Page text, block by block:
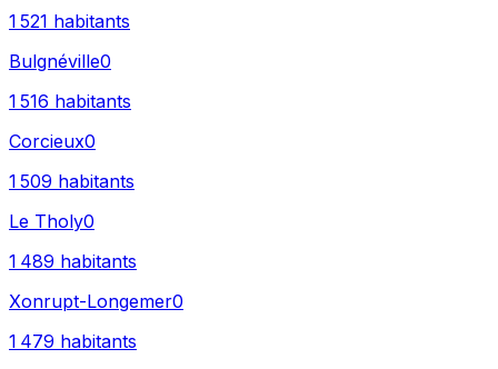
1 521 habitants
Bulgnéville0
1 516 habitants
Corcieux0
1 509 habitants
Le Tholy0
1 489 habitants
Xonrupt-Longemer0
1 479 habitants